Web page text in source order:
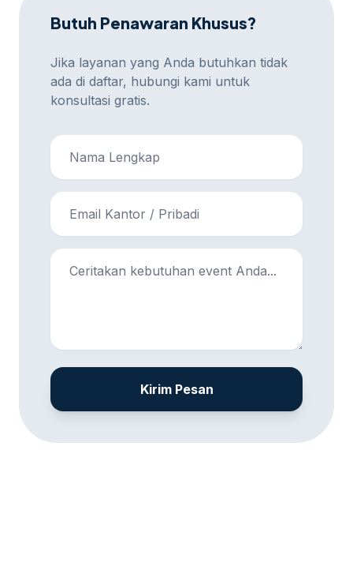
Butuh Penawaran Khusus?
Jika layanan yang Anda butuhkan tidak
ada di daftar, hubungi kami untuk
konsultasi gratis.
Kirim Pesan